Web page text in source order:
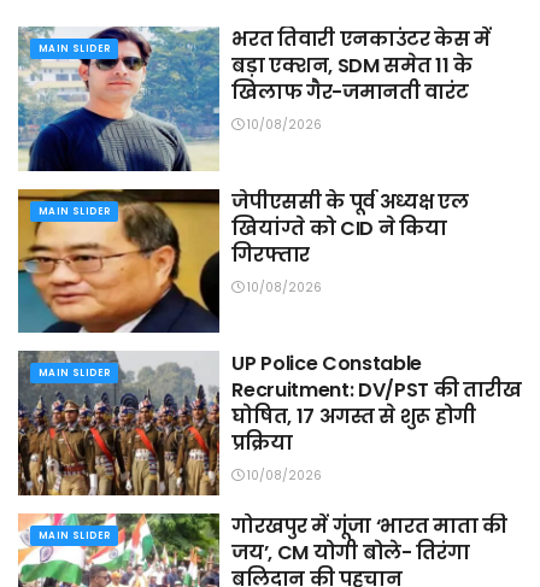
MAIN SLIDER
भरत तिवारी एनकाउंटर केस में
बड़ा एक्शन, SDM समेत 11 के
खिलाफ गैर-जमानती वारंट
10/08/2026
MAIN SLIDER
जेपीएससी के पूर्व अध्यक्ष एल
खियांग्ते को CID ने किया
गिरफ्तार
10/08/2026
MAIN SLIDER
UP Police Constable
Recruitment: DV/PST की तारीख
घोषित, 17 अगस्त से शुरू होगी
प्रक्रिया
10/08/2026
MAIN SLIDER
गोरखपुर में गूंजा ‘भारत माता की
जय’, CM योगी बोले- तिरंगा
बलिदान की पहचान